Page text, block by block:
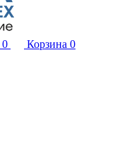
0 Корзина 0